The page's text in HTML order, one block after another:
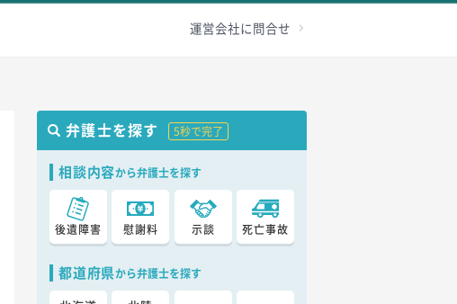
運営会社に問合せ
弁護士を探す 5秒で完了
相談内容から弁護士を探す
後遺障害 慰謝料 示談 死亡事故
都道府県から弁護士を探す